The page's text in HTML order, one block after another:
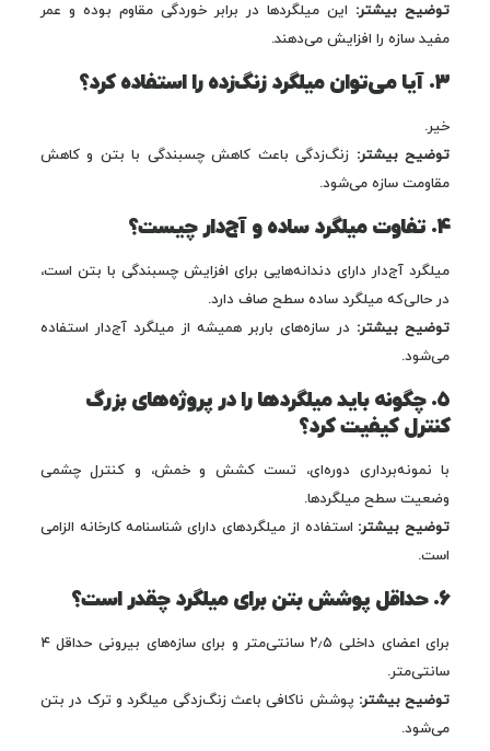
توضیح بیشتر: این میلگردها در برابر خوردگی مقاوم بوده و عمر
مفید سازه را افزایش می‌دهند.
۳. آیا می‌توان میلگرد زنگ‌زده را استفاده کرد؟
خیر.
توضیح بیشتر: زنگ‌زدگی باعث کاهش چسبندگی با بتن و کاهش
مقاومت سازه می‌شود.
۴. تفاوت میلگرد ساده و آج‌دار چیست؟
میلگرد آج‌دار دارای دندانه‌هایی برای افزایش چسبندگی با بتن است،
در حالی‌که میلگرد ساده سطح صاف دارد.
توضیح بیشتر: در سازه‌های باربر همیشه از میلگرد آج‌دار استفاده
می‌شود.
۵. چگونه باید میلگردها را در پروژه‌های بزرگ
کنترل کیفیت کرد؟
با نمونه‌برداری دوره‌ای، تست کشش و خمش، و کنترل چشمی
وضعیت سطح میلگردها.
توضیح بیشتر: استفاده از میلگردهای دارای شناسنامه کارخانه الزامی
است.
۶. حداقل پوشش بتن برای میلگرد چقدر است؟
برای اعضای داخلی ۲٫۵ سانتی‌متر و برای سازه‌های بیرونی حداقل ۴
سانتی‌متر.
توضیح بیشتر: پوشش ناکافی باعث زنگ‌زدگی میلگرد و ترک در بتن
می‌شود.